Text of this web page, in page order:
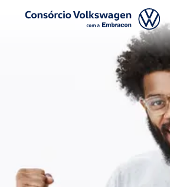
Logo Consórcio Volkswagen com